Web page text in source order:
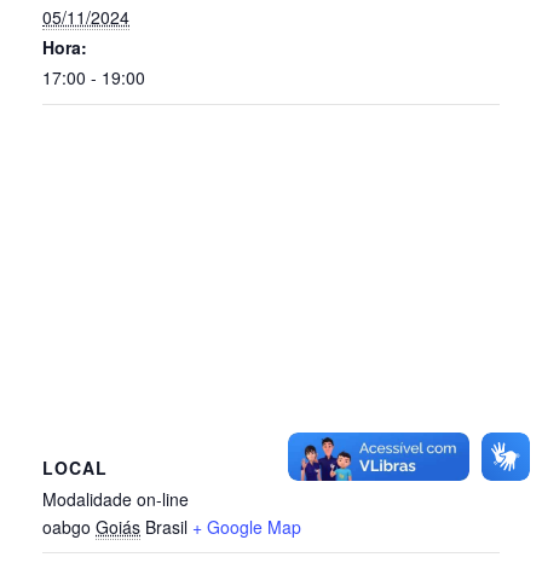
05/11/2024
Hora:
17:00 - 19:00
LOCAL
Modalidade on-line
oabgo Goiás Brasil + Google Map